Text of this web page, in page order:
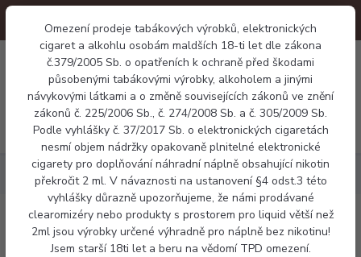
Omezení prodeje tabákových výrobků, elektronických
cigaret a alkohlu osobám maldších 18-ti let dle zákona
č.379/2005 Sb. o opatřeních k ochraně před škodami
působenými tabákovými výrobky, alkoholem a jinými
návykovými látkami a o změně souvisejících zákonů ve znění
zákonů č. 225/2006 Sb., č. 274/2008 Sb. a č. 305/2009 Sb.
Podle vyhlášky č. 37/2017 Sb. o elektronických cigaretách
nesmí objem nádržky opakovaně plnitelné elektronické
cigarety pro doplňování náhradní náplně obsahující nikotin
překročit 2 ml. V návaznosti na ustanovení §4 odst.3 této
vyhlášky důrazně upozorňujeme, že námi prodávané
clearomizéry nebo produkty s prostorem pro liquid větší než
2ml jsou výrobky určené výhradně pro náplně bez nikotinu!
Jsem starší 18ti let a beru na vědomí TPD omezení.
Menu
0 Kč
Tanky a Pody Pody Uwell Caliburn cartridge 2ml 1,4ohm
Uwell Caliburn cartridge 2ml 1,4ohm